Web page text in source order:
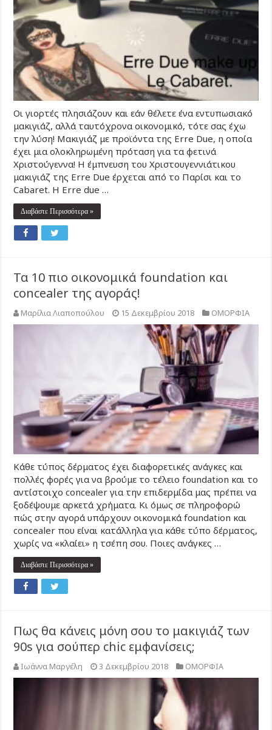
Οι γιορτές πλησιάζουν και εάν θέλετε ένα εντυπωσιακό
μακιγιάζ, αλλά ταυτόχρονα οικονομικό, τότε σας έχω
την λύση! Μακιγιάζ με προϊόντα της Erre Due, η οποία
έχει μια ολοκληρωμένη πρόταση για τα φετινά
Χριστούγεννα! Η έμπνευση του Χριστουγεννιάτικου
μακιγιάζ της Erre Due έρχεται από το Παρίσι και το
Cabaret. Η Erre due …
Διαβάστε Περισσότερα »
Τα 10 πιο οικονομικά foundation και
concealer της αγοράς!
Μαρίλια Λιαποπούλου 15 Δεκεμβρίου 2018 ΟΜΟΡΦΙΑ
Κάθε τύπος δέρματος έχει διαφορετικές ανάγκες και
πολλές φορές για να βρούμε το τέλειο foundation και το
αντίστοιχο concealer για την επιδερμίδα μας πρέπει να
ξοδέψουμε αρκετά χρήματα. Κι όμως σε πληροφορώ
πώς στην αγορά υπάρχουν οικονομικά foundation και
concealer που είναι κατάλληλα για κάθε τύπο δέρματος,
χωρίς να «κλαίει» η τσέπη σου. Ποιες ανάγκες …
Διαβάστε Περισσότερα »
Πως θα κάνεις μόνη σου το μακιγιάζ των
90s για σούπερ chic εμφανίσεις;
Ιωάννα Μαργέλη 3 Δεκεμβρίου 2018 ΟΜΟΡΦΙΑ